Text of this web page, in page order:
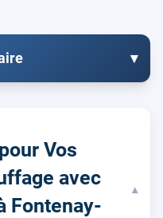
▾
Vos
avec
Fontenay-
▾